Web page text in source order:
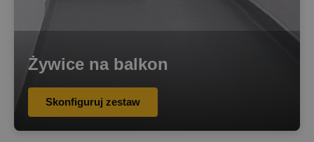
Żywice na balkon
Skonfiguruj zestaw